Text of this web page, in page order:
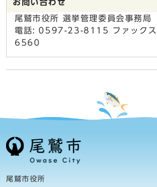
お問い合わせ
尾鷲市役所 選挙管理委員会事務局
電話: 0597-23-8115 ファック
6560
尾鷲市役所